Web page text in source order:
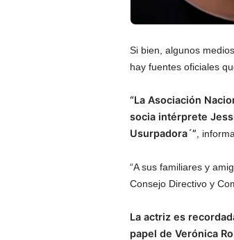
Si bien, algunos
hay fuentes oficiales
“La Asociación
socia intérprete
Usurpadora´” ,
“A sus familiares y
Consejo Directivo y
La actriz es
papel de Verónica